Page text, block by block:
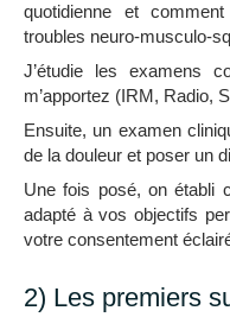
quotidienne et
troubles neuro-musculo-
J’étudie les examens
m’apportez (IRM, Radio,
Ensuite, un examen
de la douleur et poser un
Une fois posé, on établi
adapté à vos objectifs
votre consentement
2) Les premiers